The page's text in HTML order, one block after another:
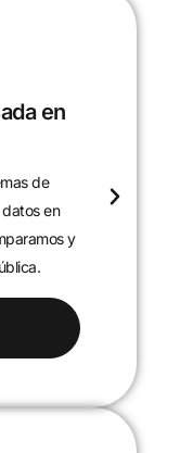
en
de
en
y